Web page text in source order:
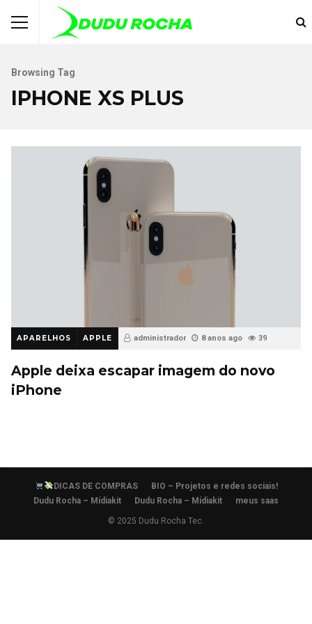
Browsing Tag
IPHONE XS PLUS
APARELHOS APPLE administrador 8 anos ago 39
Apple deixa escapar imagem do novo
iPhone
DICAS DE COMPRAS
BIO – Projetos e redes sociais!
Dudu Rocha – Mídiakit
Dudu Rocha – Mídiakit meus saas
© 2025 Dudu Rocha Tec.